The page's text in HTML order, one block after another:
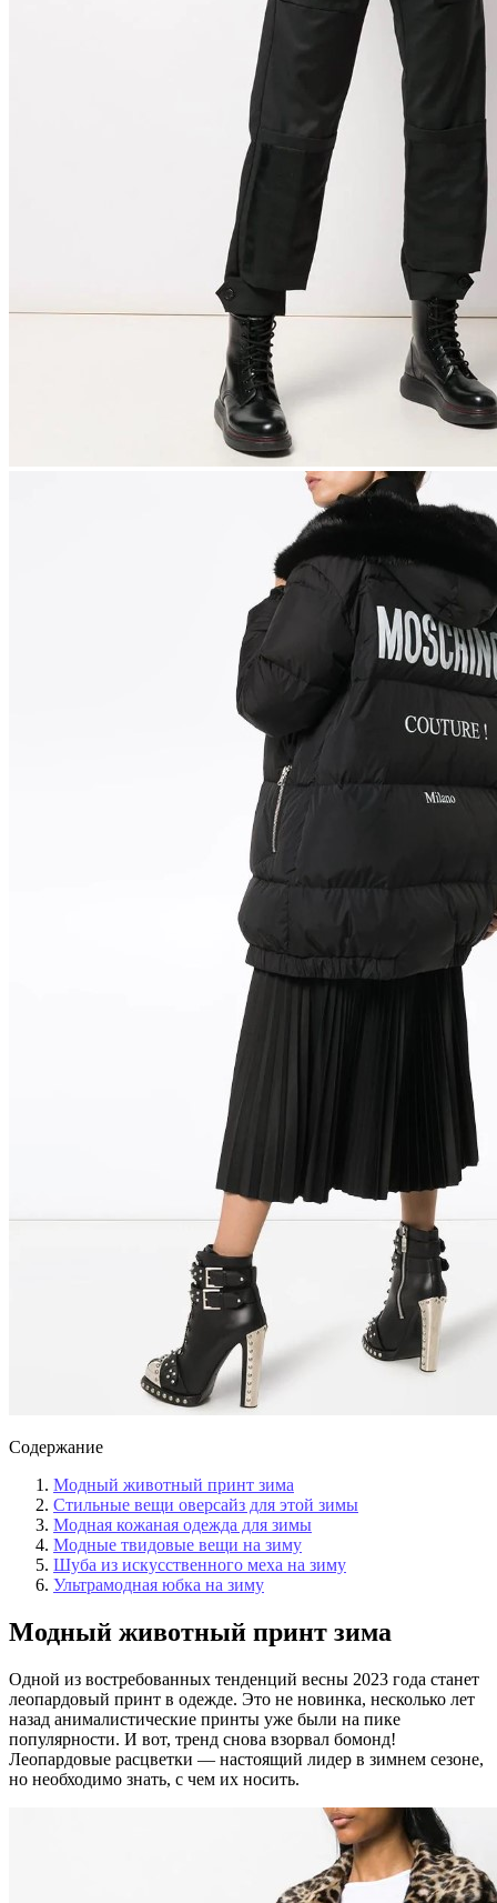
Содержание
Модный животный принт зима
Стильные вещи оверсайз для этой зимы
Модная кожаная одежда для зимы
Модные твидовые вещи на зиму
Шуба из искусственного меха на зиму
Ультрамодная юбка на зиму
Модный животный принт зима
Одной из востребованных тенденций весны 2023 года станет
леопардовый принт в одежде. Это не новинка, несколько лет
назад анималистические принты уже были на пике
популярности. И вот, тренд снова взорвал бомонд!
Леопардовые расцветки — настоящий лидер в зимнем сезоне,
но необходимо знать, с чем их носить.